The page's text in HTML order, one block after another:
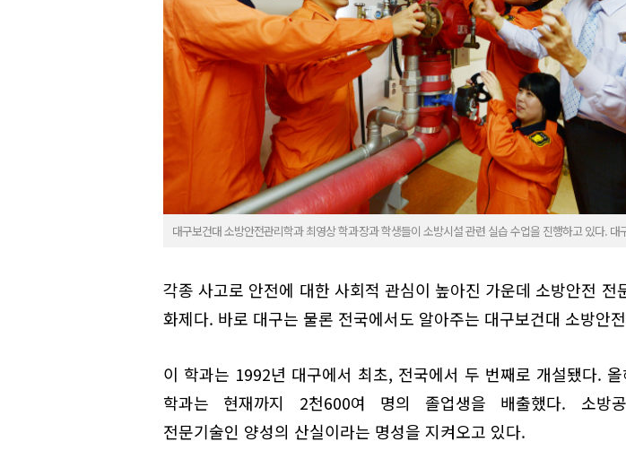
대구보건대 소방안전관리학과 최영상 학과장과 학생들이 소방시설 관련 실습 수업을 진행하고 있다. 대
각종 사고로 안전에 대한 사회적 관심이 높아진 가운데 소방안전 전
화제다. 바로 대구는 물론 전국에서도 알아주는 대구보건대 소방안
이 학과는 1992년 대구에서 최초, 전국에서 두 번째로 개설됐다.
학과는 현재까지 2천600여 명의 졸업생을 배출했다. 소방공
전문기술인 양성의 산실이라는 명성을 지켜오고 있다.